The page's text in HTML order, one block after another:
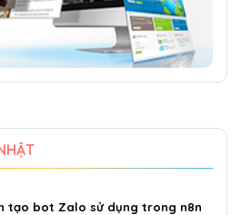
tạo bot Zalo sử dụng trong n8n